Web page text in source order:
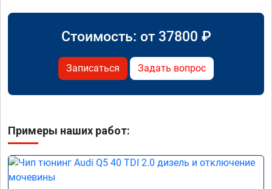
Стоимость: от 37800 ₽
Записаться Задать вопрос
Примеры наших работ: